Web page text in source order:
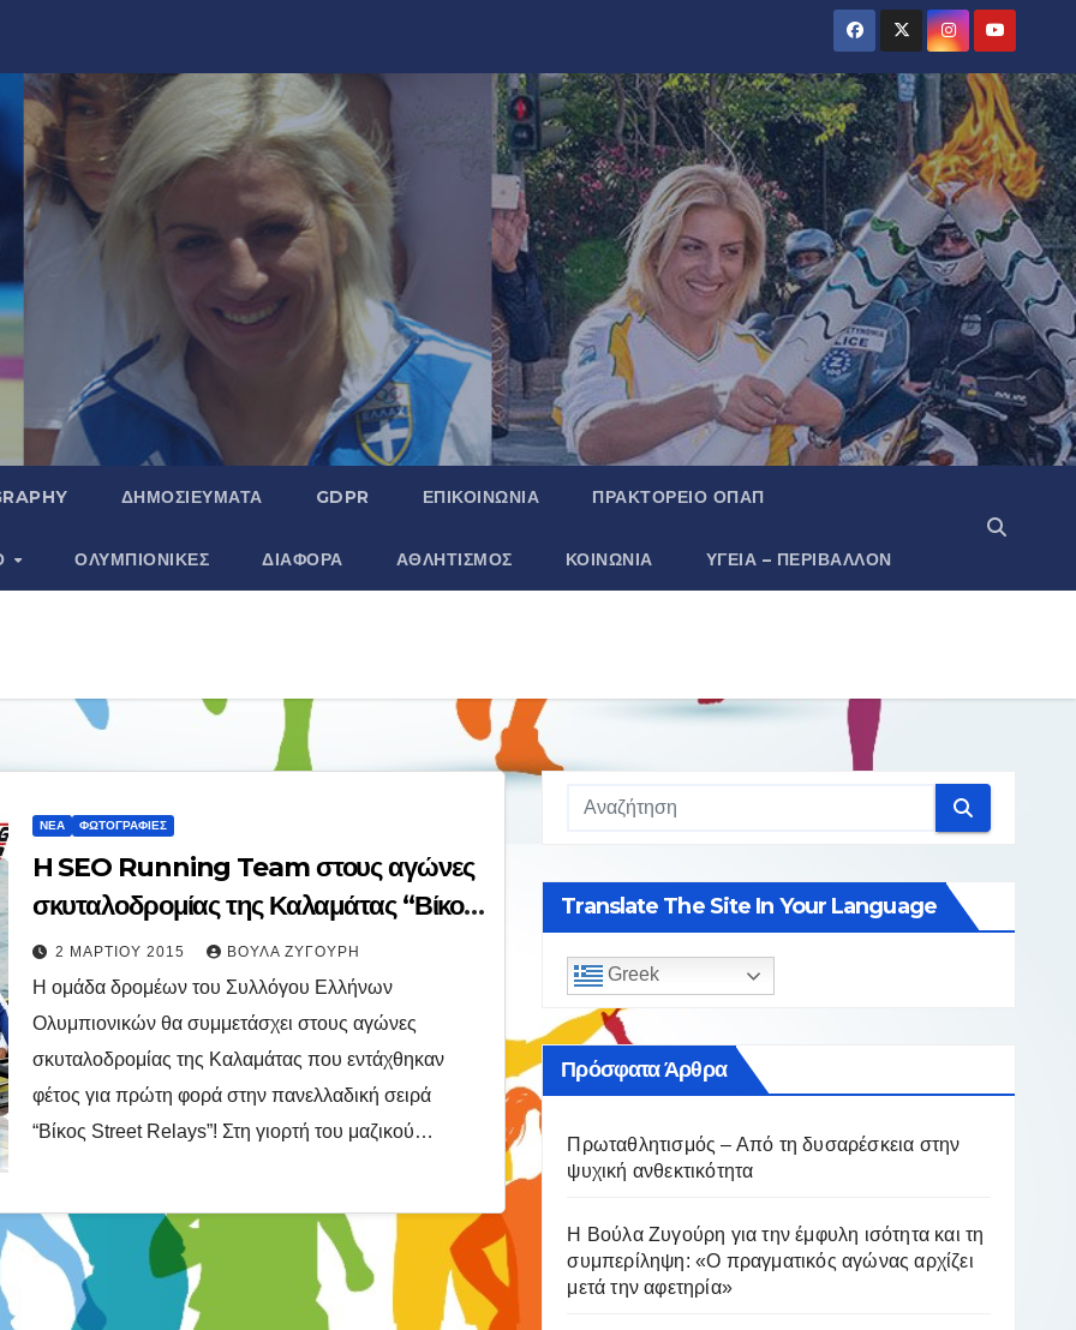
ΔΗΜΟΣΙΕΎΜΑΤΑ GDPR ΕΠΙΚΟΙΝΩΝΊΑ ΠΡΑΚΤΟΡΕΊΟ ΟΠΑΠ
ΟΛΥΜΠΙΟΝΊΚΕΣ ΔΙΆΦΟΡΑ ΑΘΛΗΤΙΣΜΌΣ ΚΟΙΝΩΝΊΑ ΥΓΕΊΑ – ΠΕΡΙΒΆΛΛΟΝ
ΝΈΑ ΦΩΤΟΓΡΑΦΊΕΣ
H SEO Running Team στους αγώνες
σκυταλοδρομίας της Καλαμάτας “Βίκος
Street Relays
2 ΜΑΡΤΊΟΥ 2015 ΒΟΎΛΑ ΖΥΓΟΎΡΗ
H ομάδα δρομέων του Συλλόγου Ελλήνων
Ολυμπιονικών θα συμμετάσχει στους αγώνες
σκυταλοδρομίας της Καλαμάτας που εντάχθηκαν
φέτος για πρώτη φορά στην πανελλαδική σειρά
“Βίκος Street Relays”! Στη γιορτή του μαζικού…
Translate The Site In Your Language
Greek
Πρόσφατα Άρθρα
Πρωταθλητισμός – Από τη δυσαρέσκεια στην
ψυχική ανθεκτικότητα
Η Βούλα Ζυγούρη για την έμφυλη ισότητα και τη
συμπερίληψη: «Ο πραγματικός αγώνας αρχίζει
μετά την αφετηρία»